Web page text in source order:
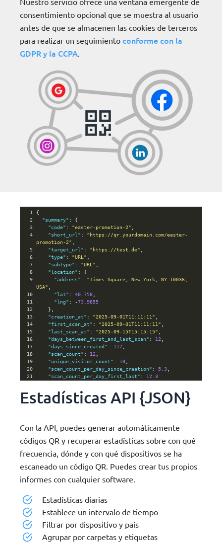
consentimiento opcional que se muestra al usuario
antes de que se almacenen las cookies de terceros
para realizar un seguimiento conforme con la
GDPR y la CCPA
Estadísticas API {JSON}
Con la API, puedes generar automáticamente
códigos QR y recuperar estadísticas sobre con qué
frecuencia, dónde y con qué dispositivos se ha
escaneado un código QR. Puedes crear tus propios
informes con cualquier software.
Estadísticas diarias
Establece un intervalo de tiempo
Filtrar por dispositivo y país
Agrupar por carpetas y etiquetas
1
{
2
"summary" : {
3
"code" : "easter-promotion-2" ,
4
"short_url" : "https://qr.yourdomain.com/easter-
promotion-2" ,
5
"target_url" : "https://test.de" ,
6
"type" : "URL" ,
7
"subtype" : "URL" ,
8
"location" : {
9
"address" : "Times Square, New York, NY 10036,
USA" ,
10
"lat" : 40.758,
11
"lng" : -73.9855
12
},
13
"creation_at" : "2025-09-01T11:11:11" ,
14
"first_scan_at" : "2025-09-01T11:11:11" ,
15
"last_scan_at" : "2025-09-15T15:15:15" ,
16
"days_between_first_and_last_scan" : 12,
17
"days_since_created" : 117,
18
"scan_count" : 12,
19
"unique_visitor_count" : 10,
20
"scan_count_per_day_since_creation" : 5.3,
21
"scan_count_per_day_first_last" : 12.3
23
"items": [
24
{
"0bee89b07a248e27c83fc3d5951213c1",
"5d01ffc86ca4287d8115df2a57b71a45",
29
"country_code": "IT",
"country"
31
"localized": "IP"
,
32
"lat" : "48.1992",